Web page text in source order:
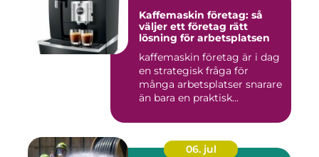
Kaffemaskin företag: så
väljer ett företag rätt
lösning för arbetsplatsen
kaffemaskin företag är i dag
en strategisk fråga för
många arbetsplatser snarare
än bara en praktisk...
06. jul